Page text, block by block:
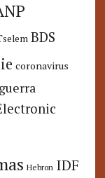
BDS
coronavirus
Hebron IDF